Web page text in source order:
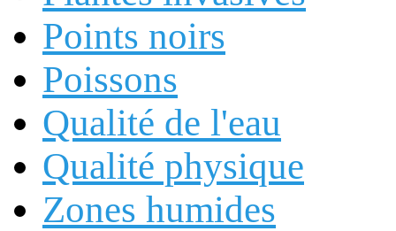
Points noirs
Poissons
Qualité de l'eau
Qualité physique
Zones humides